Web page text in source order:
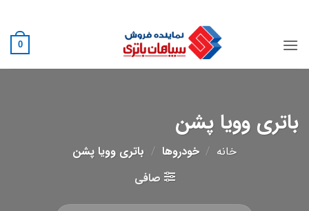
content
0
باتری وویا پشن
خانه / خودروها / باتری وویا پشن
صافی